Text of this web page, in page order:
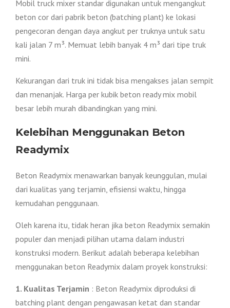
Mobil truck mixer standar digunakan untuk mengangkut
beton cor dari pabrik beton (batching plant) ke lokasi
pengecoran dengan daya angkut per truknya untuk satu
kali jalan 7 m³. Memuat lebih banyak 4 m³ dari tipe truk
mini.
Kekurangan dari truk ini tidak bisa mengakses jalan sempit
dan menanjak. Harga per kubik beton ready mix mobil
besar lebih murah dibandingkan yang mini.
Kelebihan Menggunakan Beton
Readymix
Beton Readymix menawarkan banyak keunggulan, mulai
dari kualitas yang terjamin, efisiensi waktu, hingga
kemudahan penggunaan.
Oleh karena itu, tidak heran jika beton Readymix semakin
populer dan menjadi pilihan utama dalam industri
konstruksi modern. Berikut adalah beberapa kelebihan
menggunakan beton Readymix dalam proyek konstruksi:
1. Kualitas Terjamin : Beton Readymix diproduksi di
batching plant dengan pengawasan ketat dan standar